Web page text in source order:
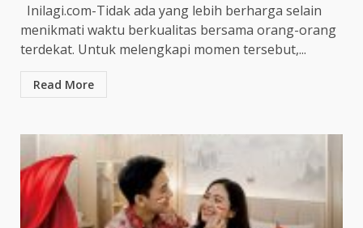
Inilagi.com-Tidak ada yang lebih berharga selain
menikmati waktu berkualitas bersama orang-orang
terdekat. Untuk melengkapi momen tersebut,...
Read More